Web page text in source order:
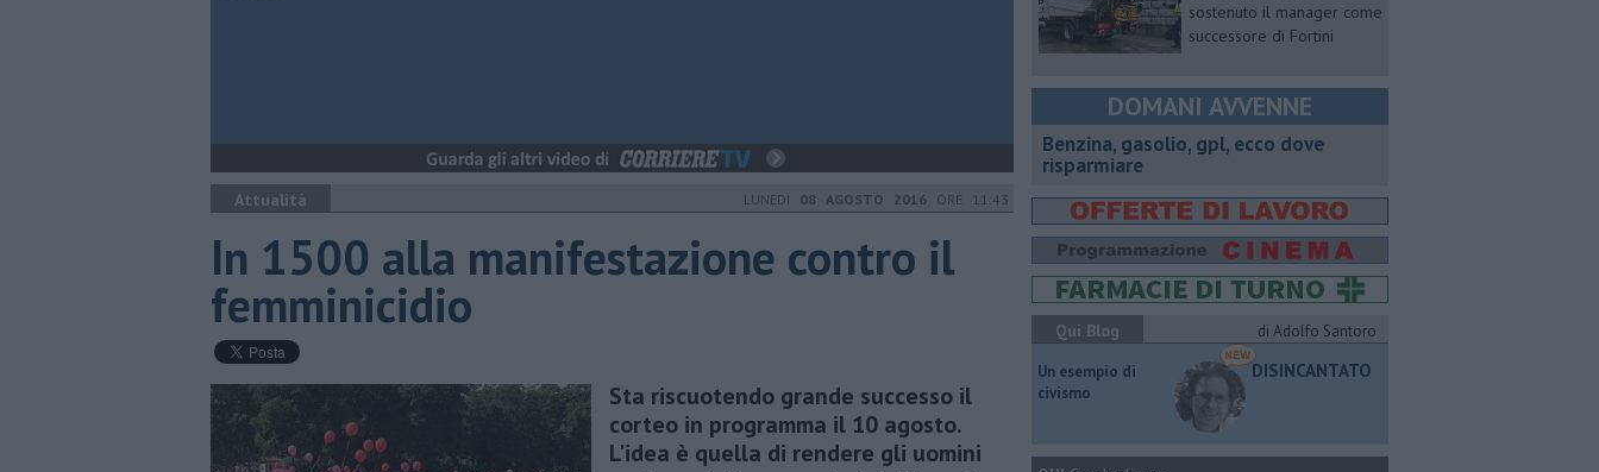
Attualità LUNEDÌ 08 AGOSTO 2016 ORE 11:43
In 1500 alla manifestazione contro il
femminicidio
Sta riscuotendo grande successo il
corteo in programma il 10 agosto.
L'idea è quella di rendere gli uomini
sostenuto il manager come
successore di Fortini
DOMANI AVVENNE
​Benzina, gasolio, gpl, ecco dove
risparmiare
Qui Blog
di Adolfo Santoro
​Un esempio di
civismo
DISINCANTATO